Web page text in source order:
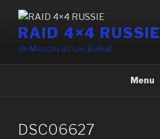
contenu
principal
RAID 4×4 RUSSIE
de Moscou au Lac Baïkal
Menu
DSC06627